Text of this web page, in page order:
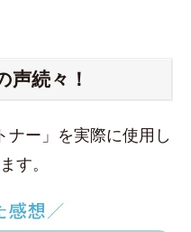
声続々！
ナー」を実際に使用し
す。